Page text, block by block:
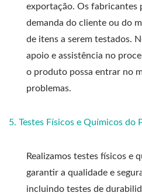
exportação. Os fabricantes
demanda do cliente ou do
de itens a serem testados.
apoio e assistência no
o produto possa entrar no
problemas.
5. Testes Físicos e Químicos do
Realizamos testes físicos e
garantir a qualidade e
incluindo testes de